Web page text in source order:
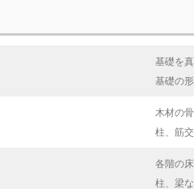
基礎を
基礎の
木材の
柱、筋
各階の
柱、梁